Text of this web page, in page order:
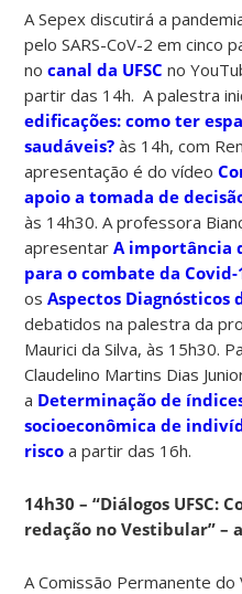
A Sepex discutirá a
pelo SARS-CoV-2 em cinco
nocanal da UFSC no
partir das 14h. A palestra
edificações: como ter
saudáveis? às 14h, com
apresentação é do vídeo
apoio a tomada de
às 14h30. A professora
apresentarA importância
para o combate da Covid-
osAspectos Diagnósticos
debatidos na palestra da
Maurici da Silva, às 15h30.
Claudelino Martins Dias
a Determinação de
socioeconômica de
risco a partir das 16h.
14h30 – “Diálogos UFSC:
redação no Vestibular” –
A Comissão Permanente do